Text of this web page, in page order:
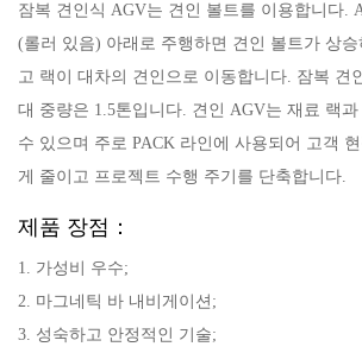
잠복 견인식 AGV는 견인 볼트를 이용합니다.
(롤러 있음) 아래로 주행하면 견인 볼트가 상승
고 랙이 대차의 견인으로 이동합니다. 잠복 견
대 중량은 1.5톤입니다. 견인 AGV는 재료 랙
수 있으며 주로 PACK 라인에 사용되어 고객
게 줄이고 프로젝트 수행 주기를 단축합니다.
제품 장점：
1. 가성비 우수;
2. 마그네틱 바 내비게이션;
3. 성숙하고 안정적인 기술;